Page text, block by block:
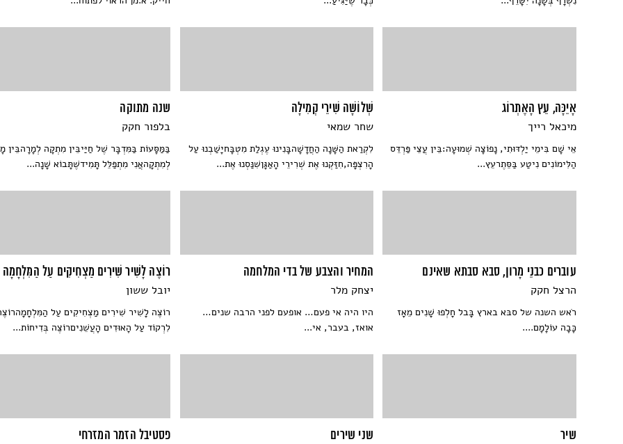
אָיֵכָּה, עֵץ הָאֶתְרוֹג
מיכאל רייך
אֵי שָׁם בִּימֵי יַלְדּוּתִי, נָפוֹצָה שְׁמוּעָה:בֵּין עֲצֵי פַּרְדֵּס
הַלִּימוֹנִים נִיטַע בַּסֵּתֶרעֵץ...
שְׁלוֹשָׁה שִׁירֵי קְמִילָה
שחר שמאי
לִקְרַאת הַשָּׁנָה הַחֲדָשָׁהבָּנִינוּ עֶגְלַת מִטְבָּחיָשַׁבְנוּ עַל
הָרִצְפָּה,חִזַּקְנוּ אֶת שְׁרִירֵי הָאַגָּןשִׁנַּסְנוּ אֶת...
שנה מתוקה
בלפור חקק
בַּמַּסָּעוֹת בַּמִּדְבָּר שֶׁל חַיַּיבֵּין מִתְקָה לְמָרָהבֵּין
לְמִתְקָהאֲנִי מִתְפַּלֵּל תָּמִידשֶׁתָּבוֹא שָׁנָה...
עוברים כבנֵי מָרון, סבא סבתא שאינם
הרצל חקק
רֹאש השנה של סבּא בארץ בָּבל חָלְפוּ שָׁנִים מֵאָז
כָּבָה עוֹלָמָם....
המחיר והצבע של בדי המלחמה
יצחק מלר
היו היה אי פעם… אופעם לפני הרבה שנים…
אואז, בעבר, אי...
רוֹצֶה לָשִׁיר שִׁירִים מַצְחִיקִים עַל הַמִּלְחָמָה
יובל ששון
רוֹצֶה לָשִׁיר שִׁירִים מַצְחִיקִים עַל
לִרְקוֹד עַל הָאוּדִים הָעֲשֵׁנִיםרוֹצֶה בְּדִיחוֹת...
שיר
שני שירים
פסטיבל הזמר המזרחי